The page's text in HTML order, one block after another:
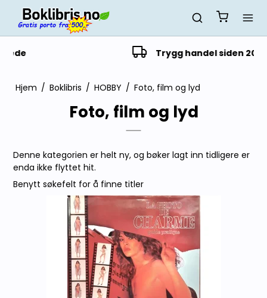
Trygg handel siden 2014
Hjem / Boklibris / HOBBY / Foto, film og lyd
Foto, film og lyd
Denne kategorien er helt ny, og bøker lagt inn tidligere er
enda ikke flyttet hit.
Benytt søkefelt for å finne titler